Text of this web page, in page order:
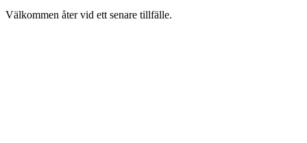
Välkommen åter vid ett senare tillfälle.